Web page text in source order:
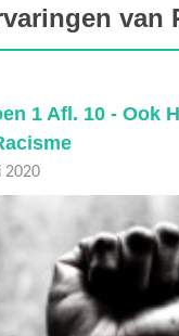
van
1 Afl. 10 - Ook
2020